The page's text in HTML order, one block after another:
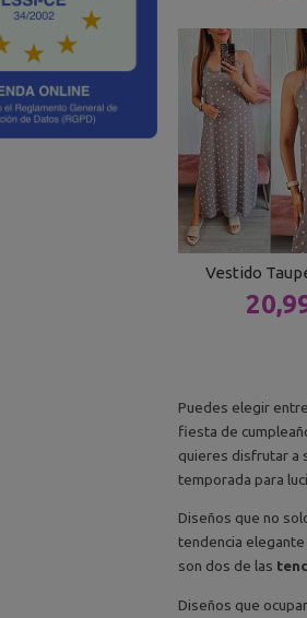
Vestido
Puedes elegir
fiesta de
quieres disfrutar a
temporada para
Diseños que no
tendencia
son dos de las
Diseños que